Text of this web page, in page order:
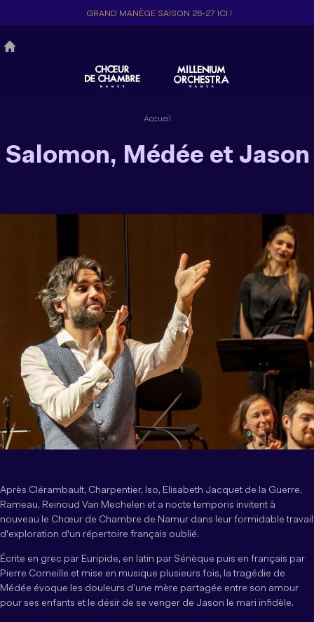
principal
GRAND MANÈGE SAISON 26-27 ICI !
Accueil
Salomon, Médée et Jason
Après Clérambault, Charpentier, Iso, Elisabeth Jacquet de la Guerre,
Rameau, Reinoud Van Mechelen et a nocte temporis invitent à
nouveau le Chœur de Chambre de Namur dans leur formidable travail
d'exploration d'un répertoire français oublié.
Écrite en grec par Euripide, en latin par Sénèque puis en français par
Pierre Corneille et mise en musique plusieurs fois, la tragédie de
Médée évoque les douleurs d’une mère partagée entre son amour
pour ses enfants et le désir de se venger de Jason le mari infidèle.